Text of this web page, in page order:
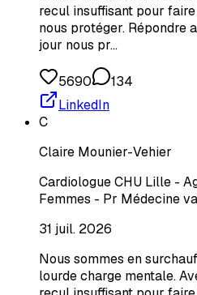
recul insuffisant pour
nous protéger. Répondre
jour nous pr…
5690
134
LinkedIn
C
Claire Mounier-Vehier
Cardiologue CHU Lille -
Femmes - Pr Médecine
31 juil. 2026
Nous sommes en
lourde charge mentale.